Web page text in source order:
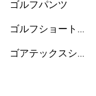
ゴルフパンツ
ゴルフショートパ
ゴアテックスシュ